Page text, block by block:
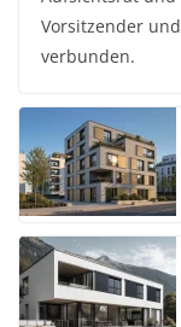
Vorsitzender
verbunden.